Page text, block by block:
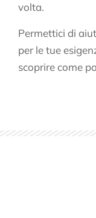
volta.
Permettici di
per le tue
scoprire come